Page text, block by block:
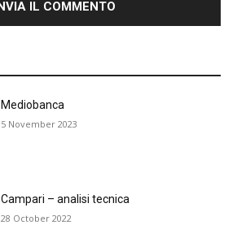
Mediobanca
5 November 2023
Campari – analisi tecnica
28 October 2022